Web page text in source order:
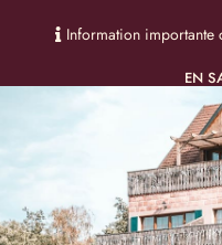
Information importante
EN